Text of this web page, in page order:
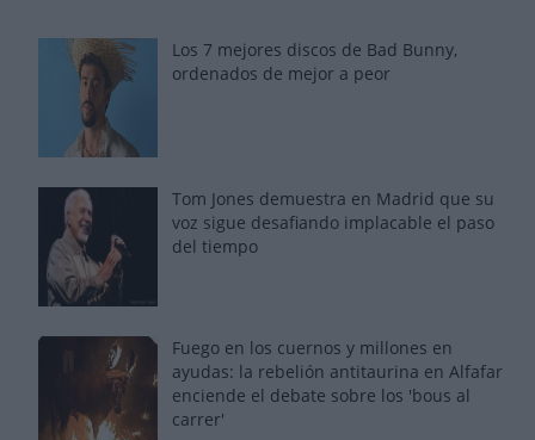
Los 7 mejores discos de Bad Bunny,
ordenados de mejor a peor
Tom Jones demuestra en Madrid que su
voz sigue desafiando implacable el paso
del tiempo
Fuego en los cuernos y millones en
ayudas: la rebelión antitaurina en Alfafar
enciende el debate sobre los 'bous al
carrer'